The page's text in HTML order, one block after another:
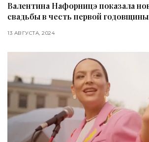
Валентина Нафорницэ показала
свадьбы в честь первой годовщины
13 АВГУСТА, 2024